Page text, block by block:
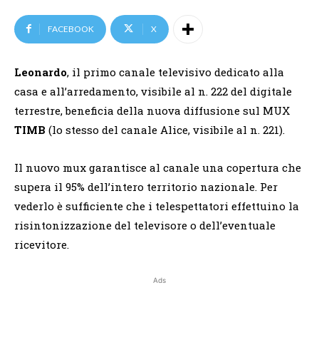
FACEBOOK X
Leonardo, il primo canale televisivo dedicato alla
casa e all’arredamento, visibile al n. 222 del digitale
terrestre, beneficia della nuova diffusione sul MUX
TIMB (lo stesso del canale Alice, visibile al n. 221).
Il nuovo mux garantisce al canale una copertura che
supera il 95% dell’intero territorio nazionale. Per
vederlo è sufficiente che i telespettatori effettuino la
risintonizzazione del televisore o dell’eventuale
ricevitore.
Ads